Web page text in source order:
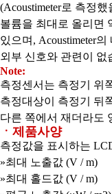
(Acoustimeter로 측정
볼륨을 최대로 올리면
있으며, Acoustimeter
외부 신호와 관련이 없
Note:
측정센서는 측정기 위
측정대상이 측정기 뒤
다른 쪽에서 재더라도
ㆍ제품사양
측정값을 표시하는
»최대 노출값 (V / m)
»최대 홀드값 (V / m)